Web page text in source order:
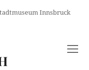
Innsbruck